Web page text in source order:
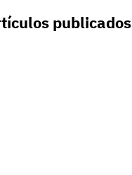
publicados